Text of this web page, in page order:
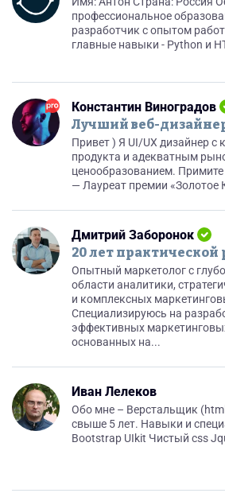
профессиональное
разработчик с опытом
главные навыки - Python и
Константин Виноградов
Лучший веб-
Привет ) Я UI/UX дизайнер с
продукта и адекватным
ценообразованием.
— Лауреат премии «Золотое
Дмитрий Заборонок
20 лет практической
Опытный маркетолог с
области аналитики,
и комплексных
Специализируюсь на
эффективных
основанных на...
Иван Лелеков
Обо мне – Верстальщик
свыше 5 лет. Навыки и
Bootstrap UIkit Чистый css